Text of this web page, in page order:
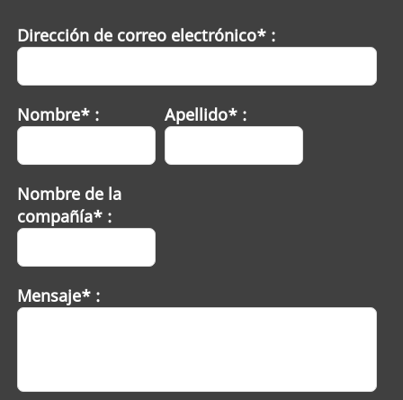
Dirección de correo electrónico* :
Nombre* : Apellido* :
Nombre de la
compañía* :
Mensaje* :